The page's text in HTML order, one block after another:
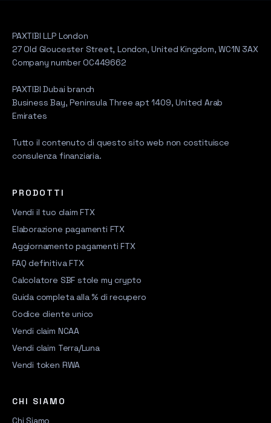
PAXTIBI LLP London
27 Old Gloucester Street, London, United Kingdom, WC1N 3AX
Company number OC449662
PAXTIBI Dubai branch
Business Bay, Peninsula Three apt 1409, United Arab
Emirates
Tutto il contenuto di questo sito web non costituisce
consulenza finanziaria.
PRODOTTI
Vendi il tuo claim FTX
Elaborazione pagamenti FTX
Aggiornamento pagamenti FTX
FAQ definitiva FTX
Calcolatore SBF stole my crypto
Guida completa alla % di recupero
Codice cliente unico
Vendi claim NCAA
Vendi claim Terra/Luna
Vendi token RWA
CHI SIAMO